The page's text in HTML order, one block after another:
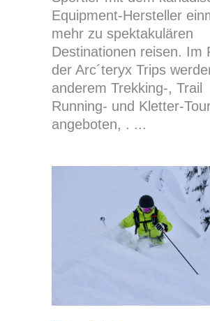
Equipment-Hersteller
mehr zu spektakulären
Destinationen reisen. Im
der Arc´teryx Trips
anderem Trekking-, Trail
Running- und Kletter-
angeboten, .